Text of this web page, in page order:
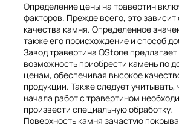
Определение цены на травертин
факторов. Прежде всего, это зависит
качества камня. Определенное
также его происхождение и способ
Завод травертина QStone предлагает
возможность приобрести камень по
ценам, обеспечивая высокое
продукции. Также следует учитывать,
начала работ с травертином
произвести специальную обработку.
Поверхность камня зачастую